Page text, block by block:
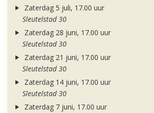
Zaterdag 5 juli, 17.00 uur
Sleutelstad 30
Zaterdag 28 juni, 17.00 uur
Sleutelstad 30
Zaterdag 21 juni, 17.00 uur
Sleutelstad 30
Zaterdag 14 juni, 17.00 uur
Sleutelstad 30
Zaterdag 7 juni, 17.00 uur